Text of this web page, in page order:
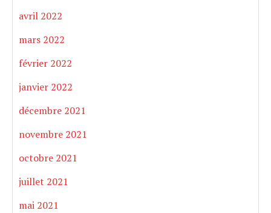
avril 2022
mars 2022
février 2022
janvier 2022
décembre 2021
novembre 2021
octobre 2021
juillet 2021
mai 2021